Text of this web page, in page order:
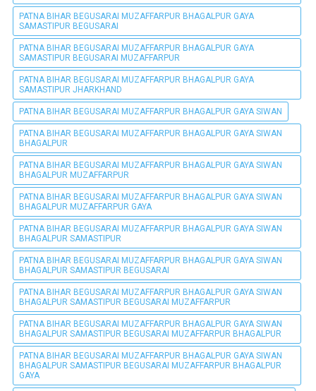
PATNA BIHAR BEGUSARAI MUZAFFARPUR BHAGALPUR GAYA
SAMASTIPUR BEGUSARAI
PATNA BIHAR BEGUSARAI MUZAFFARPUR BHAGALPUR GAYA
SAMASTIPUR BEGUSARAI MUZAFFARPUR
PATNA BIHAR BEGUSARAI MUZAFFARPUR BHAGALPUR GAYA
SAMASTIPUR JHARKHAND
PATNA BIHAR BEGUSARAI MUZAFFARPUR BHAGALPUR GAYA SIWAN
PATNA BIHAR BEGUSARAI MUZAFFARPUR BHAGALPUR GAYA SIWAN
BHAGALPUR
PATNA BIHAR BEGUSARAI MUZAFFARPUR BHAGALPUR GAYA SIWAN
BHAGALPUR MUZAFFARPUR
PATNA BIHAR BEGUSARAI MUZAFFARPUR BHAGALPUR GAYA SIWAN
BHAGALPUR MUZAFFARPUR GAYA
PATNA BIHAR BEGUSARAI MUZAFFARPUR BHAGALPUR GAYA SIWAN
BHAGALPUR SAMASTIPUR
PATNA BIHAR BEGUSARAI MUZAFFARPUR BHAGALPUR GAYA SIWAN
BHAGALPUR SAMASTIPUR BEGUSARAI
PATNA BIHAR BEGUSARAI MUZAFFARPUR BHAGALPUR GAYA SIWAN
BHAGALPUR SAMASTIPUR BEGUSARAI MUZAFFARPUR
PATNA BIHAR BEGUSARAI MUZAFFARPUR BHAGALPUR GAYA SIWAN
BHAGALPUR SAMASTIPUR BEGUSARAI MUZAFFARPUR BHAGALPUR
PATNA BIHAR BEGUSARAI MUZAFFARPUR BHAGALPUR GAYA SIWAN
BHAGALPUR SAMASTIPUR BEGUSARAI MUZAFFARPUR BHAGALPUR
GAYA